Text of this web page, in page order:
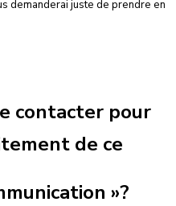
demanderai juste de prendre en
contacter pour
de ce
»?